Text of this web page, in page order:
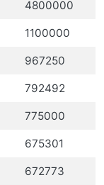
4800000
1100000
967250
792492
775000
675301
672773